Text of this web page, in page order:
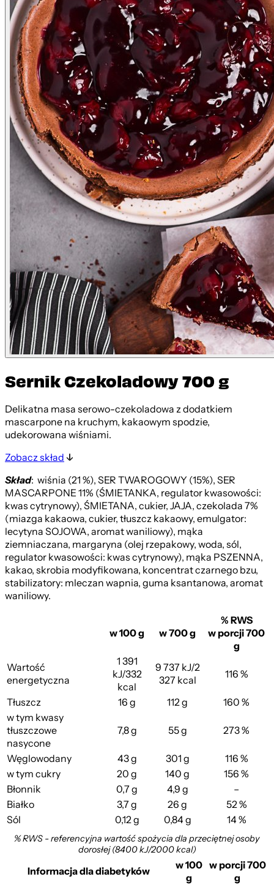
Sernik Czekoladowy 700 g
Delikatna masa serowo-czekoladowa z dodatkiem
mascarpone na kruchym, kakaowym spodzie,
udekorowana wiśniami.
Zobacz skład
Skład: wiśnia (21 %), SER TWAROGOWY (15%), SER
MASCARPONE 11% (ŚMIETANKA, regulator kwasowości:
kwas cytrynowy), ŚMIETANA, cukier, JAJA, czekolada 7%
(miazga kakaowa, cukier, tłuszcz kakaowy, emulgator:
lecytyna SOJOWA, aromat waniliowy), mąka
ziemniaczana, margaryna (olej rzepakowy, woda, sól,
regulator kwasowości: kwas cytrynowy), mąka PSZENNA,
kakao, skrobia modyfikowana, koncentrat czarnego bzu,
stabilizatory: mleczan wapnia, guma ksantanowa, aromat
waniliowy.
w 100 g w 700 g
% RWS
w porcji 700
g
Wartość
energetyczna
1 391
kJ/332
kcal
9 737 kJ/2
327 kcal
116 %
Tłuszcz 16 g 112 g
160 %
w tym kwasy
tłuszczowe
nasycone
7,8 g 55 g 273 %
Węglowodany 43 g 301 g
116 %
w tym cukry
20 g 140 g
156 %
Błonnik
0,7 g 4,9 g
–
Białko
3,7 g 26 g
52 %
Sól
0,12 g 0,84 g 14 %
% RWS - referencyjna wartość spożycia dla przeciętnej osoby
dorosłej (8400 kJ/2000 kcal)
Informacja dla diabetyków
w 100
g
w porcji 700
g